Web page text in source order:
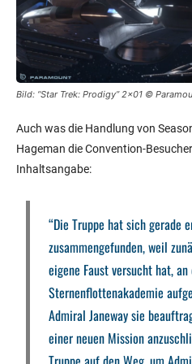
Bild: “Star Trek: Prodigy” 2×01 ©
Auch was die Handlung von
Hageman die Convention-
Inhaltsangabe:
“Die Truppe hat sich gerade
zusammengefunden, weil
eigene Faust versucht hat, an
Sternenflottenakademie
Admiral Janeway sie
einer neuen Mission